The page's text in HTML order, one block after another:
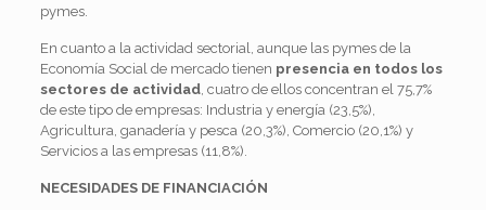
pymes.
En cuanto a la actividad sectorial, aunque las pymes de la
Economía Social de mercado tienen presencia en todos los
sectores de actividad, cuatro de ellos concentran el 75,7%
de este tipo de empresas: Industria y energía (23,5%),
Agricultura, ganadería y pesca (20,3%), Comercio (20,1%) y
Servicios a las empresas (11,8%).
NECESIDADES DE FINANCIACIÓN